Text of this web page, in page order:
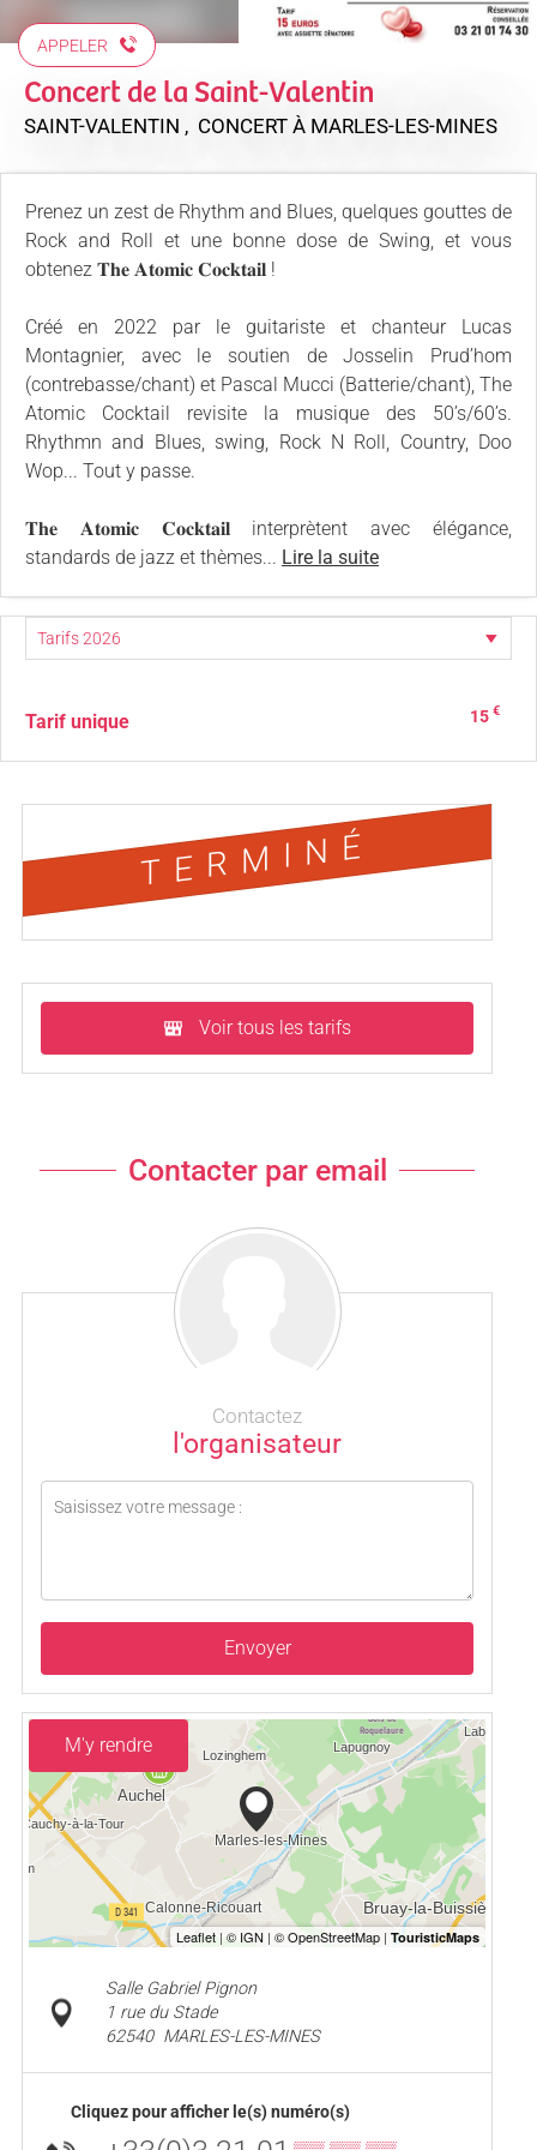
APPELER
Concert de la Saint-Valentin
SAINT-VALENTIN , CONCERT À MARLES-LES-MINES
Prenez un zest de Rhythm and Blues, quelques gouttes de
Rock and Roll et une bonne dose de Swing, et vous
obtenez 𝐓𝐡𝐞 𝐀𝐭𝐨𝐦𝐢𝐜 𝐂𝐨𝐜𝐤𝐭𝐚𝐢𝐥 !
Créé en 2022 par le guitariste et chanteur Lucas
Montagnier, avec le soutien de Josselin Prud’hom
(contrebasse/chant) et Pascal Mucci (Batterie/chant), The
Atomic Cocktail revisite la musique des 50’s/60’s.
Rhythmn and Blues, swing, Rock N Roll, Country, Doo
Wop... Tout y passe.
𝐓𝐡𝐞 𝐀𝐭𝐨𝐦𝐢𝐜 𝐂𝐨𝐜𝐤𝐭𝐚𝐢𝐥 interprètent avec élégance,
standards de jazz et thèmes... Lire la suite
Tarif unique 15 €
TERMINÉ
Voir tous les tarifs
Contacter par email
Contactez
l'organisateur
Envoyer
M'y rendre
Salle Gabriel Pignon
1 rue du Stade
62540 MARLES-LES-MINES
Cliquez pour afficher le(s) numéro(s)